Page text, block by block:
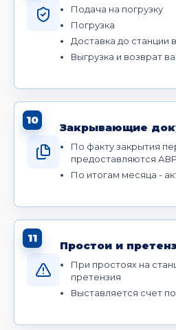
Подача на погрузку
Погрузка
Доставка до станции
Выгрузка и возврат
10
Закрывающие
По факту закрытия
предоставляются
По итогам месяца -
11
Простои и
При простоях на
претензия
Выставляется счет